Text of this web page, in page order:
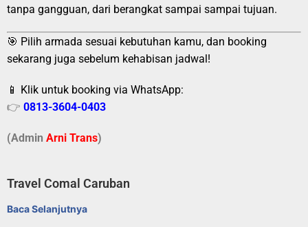
tanpa gangguan, dari berangkat sampai sampai tujuan.
🎯 Pilih armada sesuai kebutuhan kamu, dan booking
sekarang juga sebelum kehabisan jadwal!
📱 Klik untuk booking via WhatsApp:
👉 0813-3604-0403
(Admin Arni Trans)
Travel Comal Caruban
Baca Selanjutnya